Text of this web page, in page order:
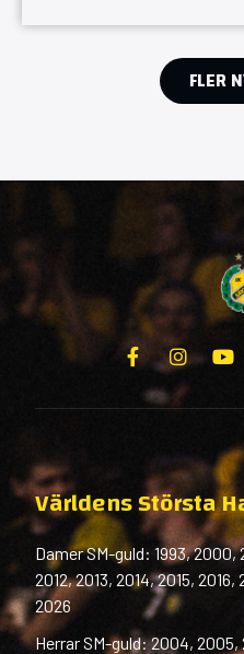
FLER
Världens Största
Damer SM-guld: 1993, 2000,
2012, 2013, 2014, 2015,
2026
Herrar SM-guld: 2004, 2005,